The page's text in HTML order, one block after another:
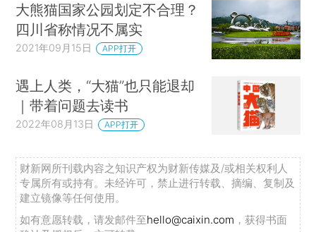
大熊猫国家公园划定不合理？
四川省称情况不属实
2021年09月15日 APP打开
遇上人类，“大猫”也只能退却
｜带着问题去读书
2022年08月13日 APP打开
财新网所刊载内容之知识产权为财新传媒及/或相关权利人
专属所有或持有。未经许可，禁止进行转载、摘编、复制及
建立镜像等任何使用。
如有意愿转载，请发邮件至hello@caixin.com ，获得书面